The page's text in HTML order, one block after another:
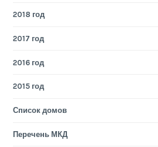
2018 год
2017 год
2016 год
2015 год
Список домов
Перечень МКД